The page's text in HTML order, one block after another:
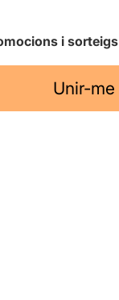
i sorteigs
Unir-me